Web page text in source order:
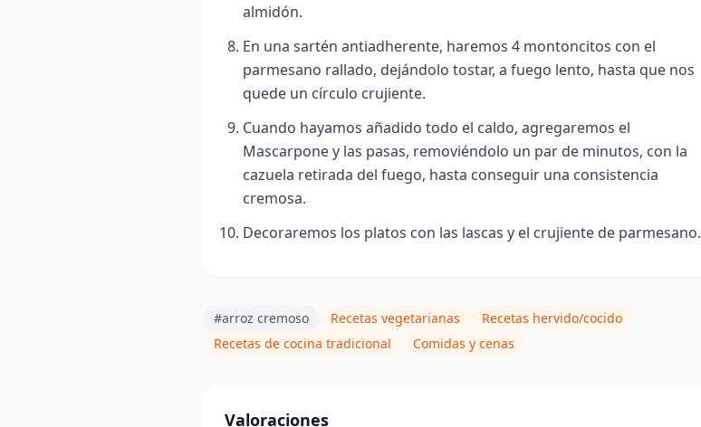
almidón.
En una sartén antiadherente, haremos 4 montoncitos con el
parmesano rallado, dejándolo tostar, a fuego lento, hasta que nos
quede un círculo crujiente.
Cuando hayamos añadido todo el caldo, agregaremos el
Mascarpone y las pasas, removiéndolo un par de minutos, con la
cazuela retirada del fuego, hasta conseguir una consistencia
cremosa.
Decoraremos los platos con las lascas y el crujiente de parmesano.
#arroz cremoso Recetas vegetarianas
Recetas hervido/cocido
Recetas de cocina tradicional
Comidas y cenas
Valoraciones